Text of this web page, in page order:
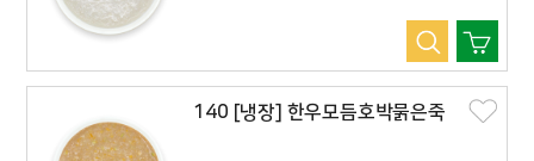
140 [냉장] 한우모듬호박묽은죽